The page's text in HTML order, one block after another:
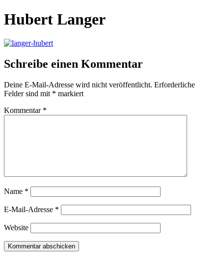
Hubert Langer
Schreibe einen Kommentar
Deine E-Mail-Adresse wird nicht veröffentlicht. Erforderliche
Felder sind mit * markiert
Kommentar *
Name *
E-Mail-Adresse *
Website